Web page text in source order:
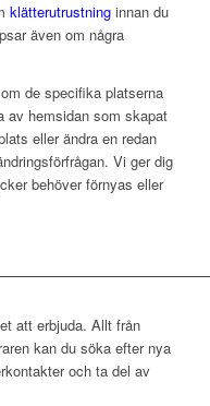
klätterutrustninginnan du
även om några
de specifika platserna
av hemsidan som skapat
eller ändra en redan
Vi ger dig
behöver förnyas eller
att erbjuda. Allt från
kan du söka efter nya
och ta del av